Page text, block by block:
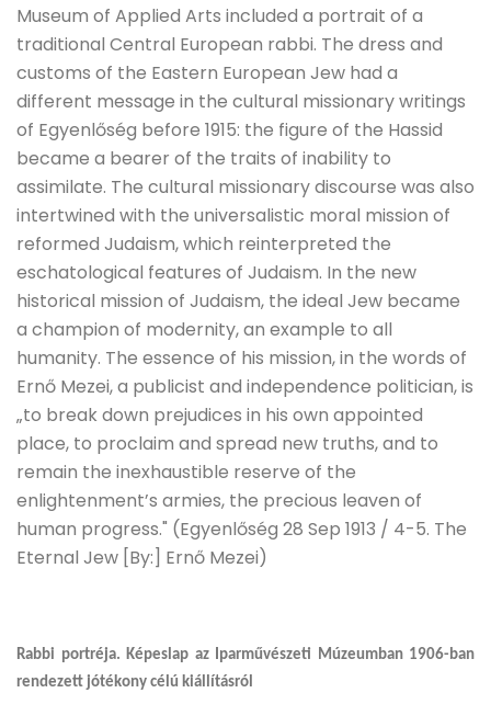
Museum of Applied Arts included a portrait of a
traditional Central European rabbi. The dress and
customs of the Eastern European Jew had a
different message in the cultural missionary writings
of Egyenlőség before 1915: the figure of the Hassid
became a bearer of the traits of inability to
assimilate. The cultural missionary discourse was also
intertwined with the universalistic moral mission of
reformed Judaism, which reinterpreted the
eschatological features of Judaism. In the new
historical mission of Judaism, the ideal Jew became
a champion of modernity, an example to all
humanity. The essence of his mission, in the words of
Ernő Mezei, a publicist and independence politician, is
„to break down prejudices in his own appointed
place, to proclaim and spread new truths, and to
remain the inexhaustible reserve of the
enlightenment’s armies, the precious leaven of
human progress." (Egyenlőség 28 Sep 1913 / 4-5. The
Eternal Jew [By:] Ernő Mezei)
Rabbi portréja. Képeslap az Iparművészeti Múzeumban 1906-ban
rendezett jótékony célú kiállításról